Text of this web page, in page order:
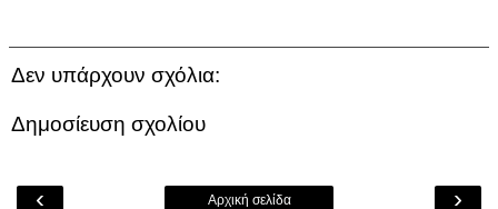
Δεν υπάρχουν σχόλια:
Δημοσίευση σχολίου
‹ ›
Αρχική σελίδα